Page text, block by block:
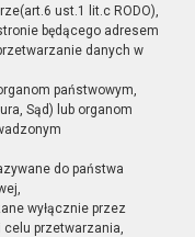
ust.1 lit.c RODO),
będącego adresem
danych w
państwowym,
Sąd) lub organom
do państwa
wyłącznie przez
przetwarzania,